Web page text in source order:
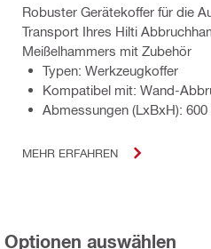
Robuster Gerätekoffer für die
Transport Ihres Hilti
Meißelhammers mit Zubehör
Typen: Werkzeugkoffer
Kompatibel mit: Wand-
Abmessungen (LxBxH):
MEHR ERFAHREN
Optionen auswählen